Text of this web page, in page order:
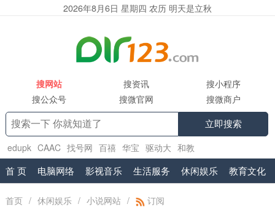
2026年8月6日 星期四 农历 明天是立秋
搜网站 搜资讯
搜小程序
搜公众号
搜微官网 搜微商户
立即搜索
edupk CAAC 找号网 百禧 华宝 驱动大 和教
www.shuifa.cn 腾讯企业邮箱服务商
首 页 电脑网络 影视音乐 生活服务 休闲娱乐 教育文化
首页 / 休闲娱乐 / 小说网站 / 订阅